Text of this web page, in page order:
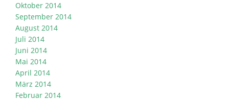
Oktober 2014
September 2014
August 2014
Juli 2014
Juni 2014
Mai 2014
April 2014
März 2014
Februar 2014